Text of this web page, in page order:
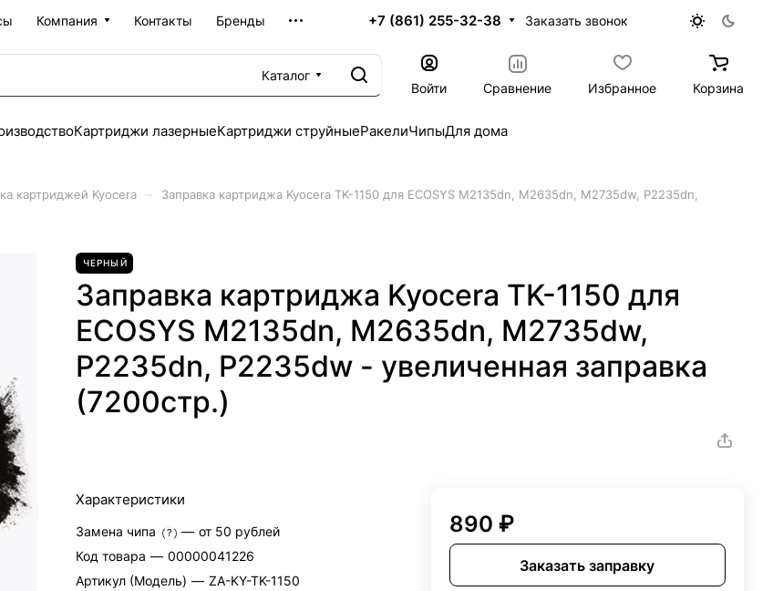
Компания Контакты Бренды +7 (861) 255-32-38 Заказать звонок
Каталог
Войти
Сравнение Избранное Корзина
Картриджи лазерныеКартриджи струйныеРакелиЧипыДля дома
картриджей Kyocera
Заправка картриджа Kyocera TK-1150 для ECOSYS M2135dn, M2635dn, M2735dw, P2235dn,
ЧЕРНЫЙ
Заправка картриджа Kyocera TK-1150 для
ECOSYS M2135dn, M2635dn, M2735dw,
P2235dn, P2235dw - увеличенная заправка
(7200стр.)
Характеристики
Замена чипа ? — от 50 рублей
Код товара — 00000041226
Артикул (Модель) — ZA-KY-TK-1150
890 ₽
Заказать заправку